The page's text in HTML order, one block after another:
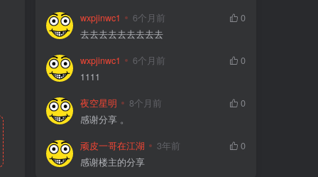
wxpjinwc1 6个月前
0
去去去去去去去去去
wxpjinwc1 6个月前
0
1111
夜空星明 8个月前
0
感谢分享 。
顽皮一哥在江湖 3年前
0
感谢楼主的分享